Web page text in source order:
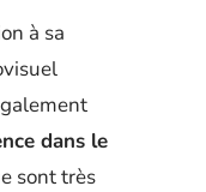
à sa
dans le
sont très